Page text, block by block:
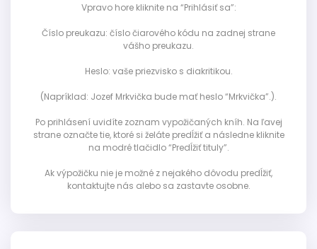
Vpravo hore kliknite na “Prihlásiť sa”:
Číslo preukazu: číslo čiarového kódu na zadnej strane
vášho preukazu.
Heslo: vaše priezvisko s diakritikou.
(Napríklad: Jozef Mrkvička bude mať heslo “Mrkvička”.).
Po prihlásení uvidíte zoznam vypožičaných kníh. Na ľavej
strane označte tie, ktoré si želáte predĺžiť a následne kliknite
na modré tlačidlo “Predĺžiť tituly”.
Ak výpožičku nie je možné z nejakého dôvodu predĺžiť,
kontaktujte nás alebo sa zastavte osobne.